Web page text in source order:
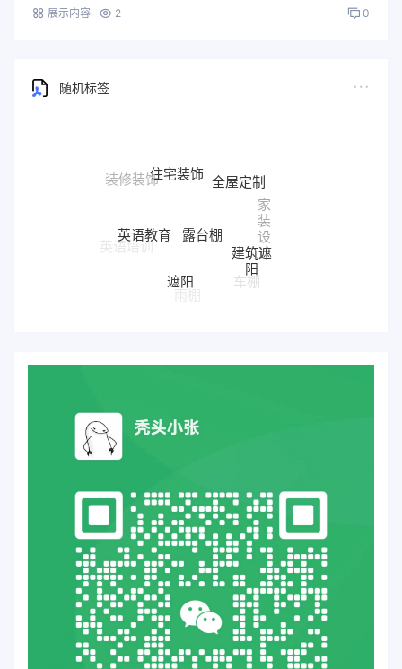
展示内容 2 0
随机标签
装修装饰
住宅装饰
全屋定制
家
装
设
计
英语培训
英语教育
露台棚
建筑遮
阳
车棚
遮阳